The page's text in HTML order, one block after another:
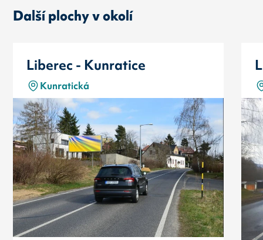
Další plochy v okolí
Liberec - Kunratice
Kunratická